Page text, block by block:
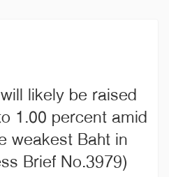
likely be raised
1.00 percent amid
weakest Baht in
Brief No.3979)